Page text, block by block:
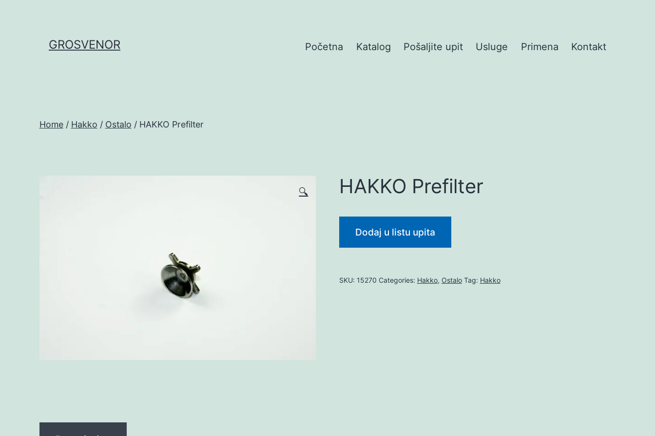
GROSVENOR Početna Katalog Pošaljite upit Usluge Primena Kontakt
Home/ Hakko / Ostalo / HAKKO Prefilter
🔍 HAKKO Prefilter
Dodaj u listu upita
SKU: 15270 Categories: Hakko, Ostalo Tag: Hakko